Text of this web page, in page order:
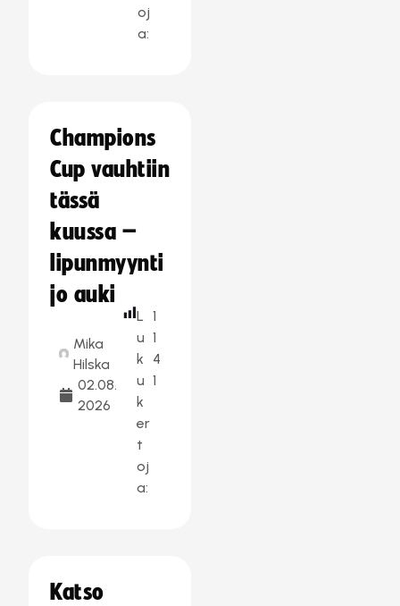
oj
a:
Champions
Cup vauhtiin
tässä
kuussa –
lipunmyynti
jo auki
Mika
Hilska
02.08.
2026
L
u
k
u
k
er
t
oj
a:
1
1
4
1
Katso